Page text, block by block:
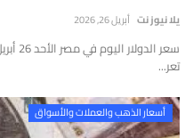
تقارير
دقيقة
وموثوقة
إلى
التحليل
يلا نيوز نت أبريل 26, 2026
تعر...
أسعار الذهب والعملات والأسواق